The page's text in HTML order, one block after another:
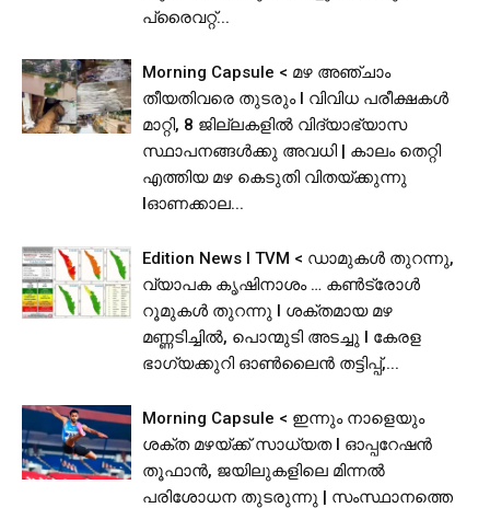
പ്രൈവറ്റ്...
Morning Capsule < മഴ അഞ്ചാം
തീയതിവരെ തുടരും I വിവിധ പരീക്ഷകൾ
മാറ്റി, 8 ജില്ലകളിൽ വിദ്യാഭ്യാസ
സ്ഥാപനങ്ങള്‍ക്കു അവധി | കാലം തെറ്റി
എത്തിയ മഴ കെടുതി വിതയ്ക്കുന്നു
lഓണക്കാല...
Edition News I TVM < ഡാമുകൾ തുറന്നു,
വ്യാപക കൃഷിനാശം … കൺട്രോൾ
റൂമുകൾ തുറന്നു l ശക്തമായ മഴ
മണ്ണടിച്ചിൽ, പൊന്മുടി അടച്ചു l കേരള
ഭാഗ്യക്കുറി ഓൺലൈൻ തട്ടിപ്പ്,...
Morning Capsule < ഇന്നും നാളെയും
ശക്ത മഴയ്ക്ക് സാധ്യത I ഓപ്പറേഷൻ
തൂഫാൻ, ജയിലുകളിലെ മിന്നൽ
പരിശോധന തുടരുന്നു | സംസ്ഥാനത്തെ